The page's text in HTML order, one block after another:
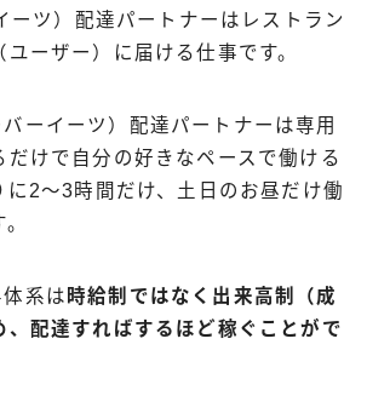
ーツ）配達パートナーはレストラン
ーザー）に届ける仕事です。
ーイーツ）配達パートナーは専用
だけで自分の好きなペースで働ける
に2〜3時間だけ、土日のお昼だけ働
系は 時給制ではなく出来高制（成
、配達すればするほど稼ぐことがで